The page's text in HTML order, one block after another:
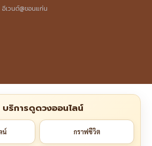
อีเวนต์@ขอนแก่น
บริการดูดวงออนไลน์
น์ กราฟชีวิต